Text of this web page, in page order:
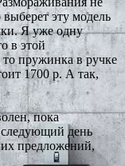
эту модель
Я уже одну
в этой
то пружинка в ручке
1700 р. А так,
пока
следующий день
предложений,